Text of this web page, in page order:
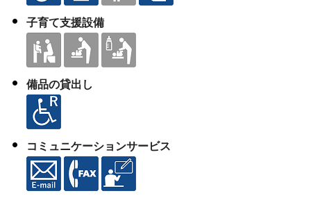
子育て支援設備
備品の貸出し
コミュニケーションサービス